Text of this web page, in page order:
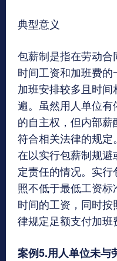
典型意义
包薪制是指在劳动
时间工资和加班费
加班安排较多且时
遍。虽然用人单位
的自主权，但内部
符合相关法律的规
在以实行包薪制规
定责任的情况。实
照不低于最低工资
时间的工资，同时
律规定足额支付加班
案例5.用人单位未与